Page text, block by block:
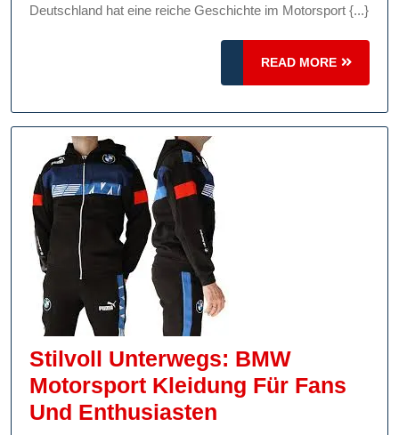
Rennfahrer:
Geschwindigkeit,
Präzision
Leidenschaft
Deutschland hat eine reiche Geschichte im Motorsport {...}
READ MORE
READ
MORE
Stilvoll Unterwegs: BMW
Motorsport Kleidung Für Fans
Und Enthusiasten